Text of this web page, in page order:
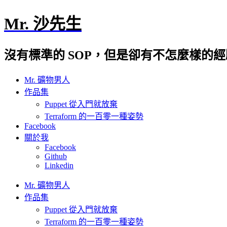
Mr. 沙先生
沒有標準的 SOP，但是卻有不怎麼樣的
Mr. 礦物男人
作品集
Puppet 從入門就放棄
Terraform 的一百零一種姿勢
Facebook
關於我
Facebook
Github
Linkedin
Mr. 礦物男人
作品集
Puppet 從入門就放棄
Terraform 的一百零一種姿勢